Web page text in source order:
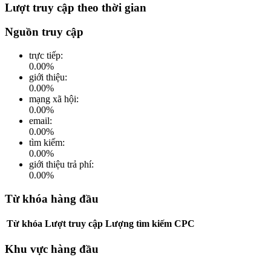
Lượt truy cập theo thời gian
Nguồn truy cập
trực tiếp:
0.00%
giới thiệu:
0.00%
mạng xã hội:
0.00%
email:
0.00%
tìm kiếm:
0.00%
giới thiệu trả phí:
0.00%
Từ khóa hàng đầu
Từ khóa Lượt truy cập Lượng tìm kiếm CPC
Khu vực hàng đầu